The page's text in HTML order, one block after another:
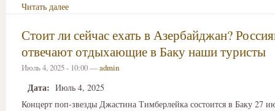
Читать далее
Стоит ли сейчас ехать в Азербайджан?
отвечают отдыхающие в Баку наши туристы
Июль 4, 2025 - 10:00 —admin
Дата: Июль 4, 2025
Концерт поп-звезды Джастина Тимберлейка состоится в Баку 27